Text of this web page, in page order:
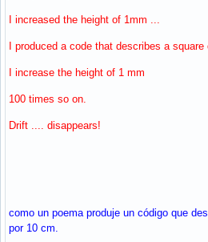
I increased the height of 1mm ...
I produced a code that describes a square
I increase the height of 1 mm
100 times so on.
Drift .... disappears!
como un poema produje un código que
por 10 cm.